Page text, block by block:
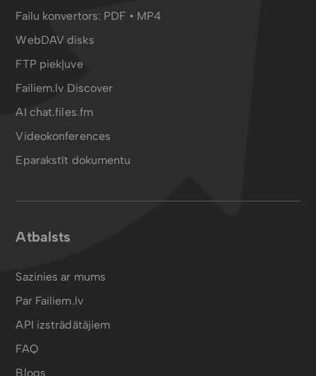
Failu konvertors: PDF • MP4
WebDAV disks
FTP piekļuve
Failiem.lv Discover
AI chat.files.fm
Videokonferences
Eparakstīt dokumentu
Atbalsts
Sazinies ar mums
Par Failiem.lv
API izstrādātājiem
FAQ
Blogs